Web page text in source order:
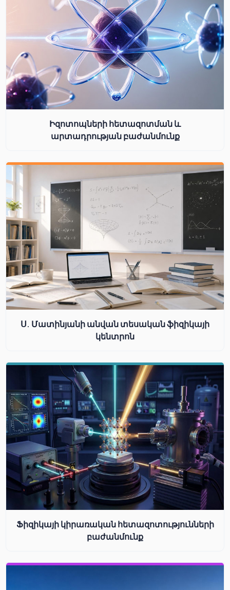
Իզոտոպների հետազոտման և
արտադրության բաժանմունք
Ս. Մատինյանի անվան տեսական ֆիզիկայի
կենտրոն
Ֆիզիկայի կիրառական հետազոտությունների
բաժանմունք